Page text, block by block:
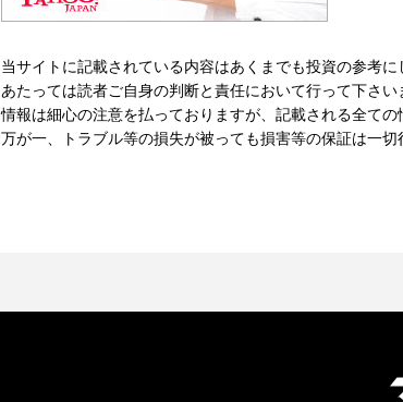
当サイトに記載されている内容はあくまでも投資の参考
あたっては読者ご自身の判断と責任において行って下さ
情報は細心の注意を払っておりますが、記載される全て
万が一、トラブル等の損失が被っても損害等の保証は一切